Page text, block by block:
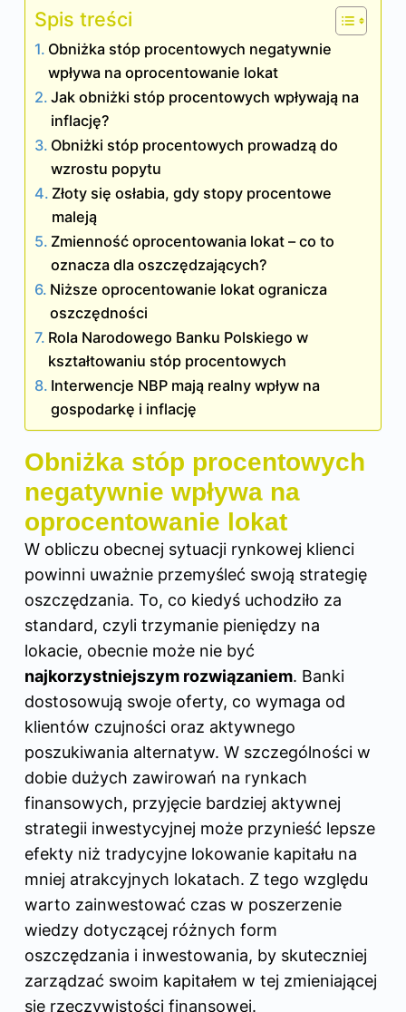
Spis treści
Obniżka stóp procentowych negatywnie
wpływa na oprocentowanie lokat
Jak obniżki stóp procentowych wpływają na
inflację?
Obniżki stóp procentowych prowadzą do
wzrostu popytu
Złoty się osłabia, gdy stopy procentowe
maleją
Zmienność oprocentowania lokat – co to
oznacza dla oszczędzających?
Niższe oprocentowanie lokat ogranicza
oszczędności
Rola Narodowego Banku Polskiego w
kształtowaniu stóp procentowych
Interwencje NBP mają realny wpływ na
gospodarkę i inflację
Obniżka stóp procentowych
negatywnie wpływa na
oprocentowanie lokat
W obliczu obecnej sytuacji rynkowej klienci
powinni uważnie przemyśleć swoją strategię
oszczędzania. To, co kiedyś uchodziło za
standard, czyli trzymanie pieniędzy na
lokacie, obecnie może nie być
najkorzystniejszym rozwiązaniem. Banki
dostosowują swoje oferty, co wymaga od
klientów czujności oraz aktywnego
poszukiwania alternatyw. W szczególności w
dobie dużych zawirowań na rynkach
finansowych, przyjęcie bardziej aktywnej
strategii inwestycyjnej może przynieść lepsze
efekty niż tradycyjne lokowanie kapitału na
mniej atrakcyjnych lokatach. Z tego względu
warto zainwestować czas w poszerzenie
wiedzy dotyczącej różnych form
oszczędzania i inwestowania, by skuteczniej
zarządzać swoim kapitałem w tej zmieniającej
się rzeczywistości finansowej.